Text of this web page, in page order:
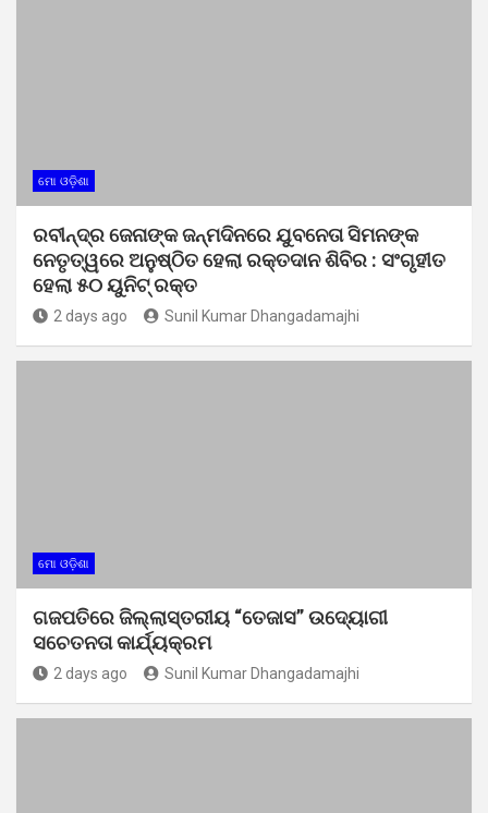
ମୋ ଓଡ଼ିଶା
ରବୀନ୍ଦ୍ର ଜେନାଙ୍କ ଜନ୍ମଦିନରେ ଯୁବନେତା ସିମନଙ୍କ
ନେତୃତ୍ୱରେ ଅନୁଷ୍ଠିତ ହେଲା ରକ୍ତଦାନ ଶିବିର : ସଂଗୃହୀତ
ହେଲା ୫୦ ୟୁନିଟ୍ ରକ୍ତ
2 days ago Sunil Kumar Dhangadamajhi
ମୋ ଓଡ଼ିଶା
ଗଜପତିରେ ଜିଲ୍ଲାସ୍ତରୀୟ “ତେଜାସ” ଉଦ୍ୟୋଗୀ
ସଚେତନତା କାର୍ଯ୍ୟକ୍ରମ
2 days ago Sunil Kumar Dhangadamajhi